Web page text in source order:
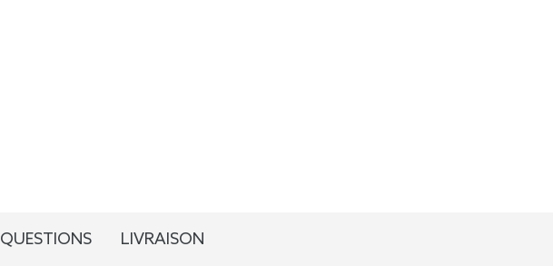
QUESTIONS LIVRAISON